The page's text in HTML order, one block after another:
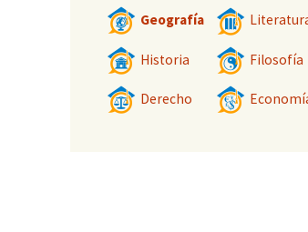
Geografía
Historia Filosofía
Derecho